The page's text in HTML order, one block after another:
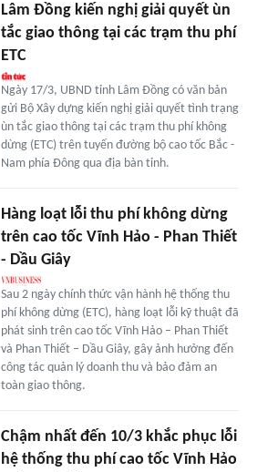
Lâm Đồng kiến nghị giải quyết ùn
tắc giao thông tại các trạm thu phí
ETC
Ngày 17/3, UBND tỉnh Lâm Đồng có văn bản
gửi Bộ Xây dựng kiến nghị giải quyết tình trạng
ùn tắc giao thông tại các trạm thu phí không
dừng (ETC) trên tuyến đường bộ cao tốc Bắc -
Nam phía Đông qua địa bàn tỉnh.
Hàng loạt lỗi thu phí không dừng
trên cao tốc Vĩnh Hảo - Phan Thiết
- Dầu Giây
Sau 2 ngày chính thức vận hành hệ thống thu
phí không dừng (ETC), hàng loạt lỗi kỹ thuật đã
phát sinh trên cao tốc Vĩnh Hảo – Phan Thiết
và Phan Thiết – Dầu Giây, gây ảnh hưởng đến
công tác quản lý doanh thu và bảo đảm an
toàn giao thông.
Chậm nhất đến 10/3 khắc phục lỗi
hệ thống thu phí cao tốc Vĩnh Hảo